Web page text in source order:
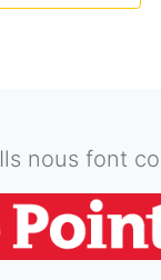
Ils nous font